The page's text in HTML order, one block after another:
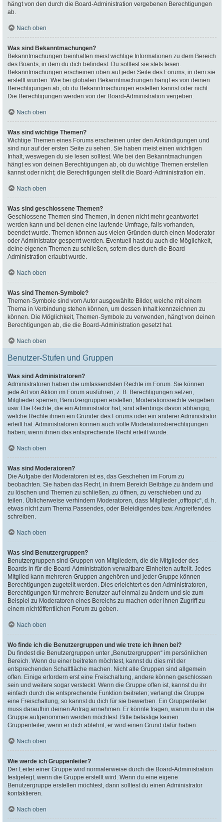
hängt von den durch die Board-Administration vergebenen Berechtigungen
ab.
Nach oben
Was sind Bekanntmachungen?
Bekanntmachungen beinhalten meist wichtige Informationen zu dem Bereich
des Boards, in dem du dich befindest. Du solltest sie stets lesen.
Bekanntmachungen erscheinen oben auf jeder Seite des Forums, in dem sie
erstellt wurden. Wie bei globalen Bekanntmachungen hängt es von deinen
Berechtigungen ab, ob du Bekanntmachungen erstellen kannst oder nicht.
Die Berechtigungen werden von der Board-Administration vergeben.
Nach oben
Was sind wichtige Themen?
Wichtige Themen eines Forums erscheinen unter den Ankündigungen und
sind nur auf der ersten Seite zu sehen. Sie haben meist einen wichtigen
Inhalt, weswegen du sie lesen solltest. Wie bei den Bekanntmachungen
hängt es von deinen Berechtigungen ab, ob du wichtige Themen erstellen
kannst oder nicht; die Berechtigungen stellt die Board-Administration ein.
Nach oben
Was sind geschlossene Themen?
Geschlossene Themen sind Themen, in denen nicht mehr geantwortet
werden kann und bei denen eine laufende Umfrage, falls vorhanden,
beendet wurde. Themen können aus vielen Gründen durch einen Moderator
oder Administrator gesperrt werden. Eventuell hast du auch die Möglichkeit,
deine eigenen Themen zu schließen, sofern dies durch die Board-
Administration erlaubt wurde.
Nach oben
Was sind Themen-Symbole?
Themen-Symbole sind vom Autor ausgewählte Bilder, welche mit einem
Thema in Verbindung stehen können, um dessen Inhalt kennzeichnen zu
können. Die Möglichkeit, Themen-Symbole zu verwenden, hängt von deinen
Berechtigungen ab, die die Board-Administration gesetzt hat.
Nach oben
Benutzer-Stufen und Gruppen
Was sind Administratoren?
Administratoren haben die umfassendsten Rechte im Forum. Sie können
jede Art von Aktion im Forum ausführen; z. B. Berechtigungen setzen,
Mitglieder sperren, Benutzergruppen erstellen, Moderationsrechte vergeben
usw. Die Rechte, die ein Administrator hat, sind allerdings davon abhängig,
welche Rechte ihnen ein Gründer des Forums oder ein anderer Administrator
erteilt hat. Administratoren können auch volle Moderationsberechtigungen
haben, wenn ihnen das entsprechende Recht erteilt wurde.
Nach oben
Was sind Moderatoren?
Die Aufgabe der Moderatoren ist es, das Geschehen im Forum zu
beobachten. Sie haben das Recht, in ihrem Bereich Beiträge zu ändern und
zu löschen und Themen zu schließen, zu öffnen, zu verschieben und zu
teilen. Üblicherweise verhindern Moderatoren, dass Mitglieder „offtopic“, d. h.
etwas nicht zum Thema Passendes, oder Beleidigendes bzw. Angreifendes
schreiben.
Nach oben
Was sind Benutzergruppen?
Benutzergruppen sind Gruppen von Mitgliedern, die die Mitglieder des
Boards in für die Board-Administration verwaltbare Einheiten aufteilt. Jedes
Mitglied kann mehreren Gruppen angehören und jeder Gruppe können
Berechtigungen zugeteilt werden. Dies erleichtert es den Administratoren,
Berechtigungen für mehrere Benutzer auf einmal zu ändern und sie zum
Beispiel zu Moderatoren eines Bereichs zu machen oder ihnen Zugriff zu
einem nichtöffentlichen Forum zu geben.
Nach oben
Wo finde ich die Benutzergruppen und wie trete ich ihnen bei?
Du findest die Benutzergruppen unter „Benutzergruppen“ im persönlichen
Bereich. Wenn du einer beitreten möchtest, kannst du dies mit der
entsprechenden Schaltfläche machen. Nicht alle Gruppen sind allgemein
offen. Einige erfordern erst eine Freischaltung, andere können geschlossen
sein und weitere sogar versteckt. Wenn die Gruppe offen ist, kannst du ihr
einfach durch die entsprechende Funktion beitreten; verlangt die Gruppe
eine Freischaltung, so kannst du dich für sie bewerben. Ein Gruppenleiter
muss daraufhin deinen Antrag annehmen. Er könnte fragen, warum du in die
Gruppe aufgenommen werden möchtest. Bitte belästige keinen
Gruppenleiter, wenn er dich ablehnt, er wird einen Grund dafür haben.
Nach oben
Wie werde ich Gruppenleiter?
Der Leiter einer Gruppe wird normalerweise durch die Board-Administration
festgelegt, wenn die Gruppe erstellt wird. Wenn du eine eigene
Benutzergruppe erstellen möchtest, dann solltest du einen Administrator
kontaktieren.
Nach oben